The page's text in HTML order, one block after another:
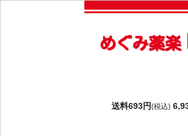
めぐみ薬楽
送料693円(税込)